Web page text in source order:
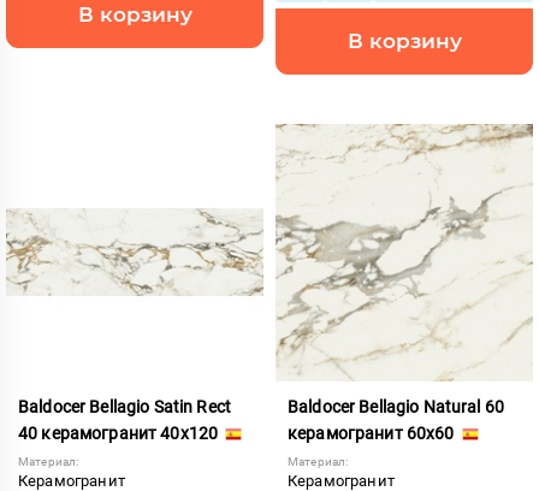
В корзину
В корзину
Baldocer Bellagio Satin Rect
40 керамогранит 40x120
Материал:
Керамогранит
Baldocer Bellagio Natural 60
керамогранит 60x60
Материал:
Керамогранит